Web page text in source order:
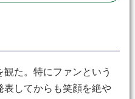
た。特にファンという
表してからも笑顔を絶や